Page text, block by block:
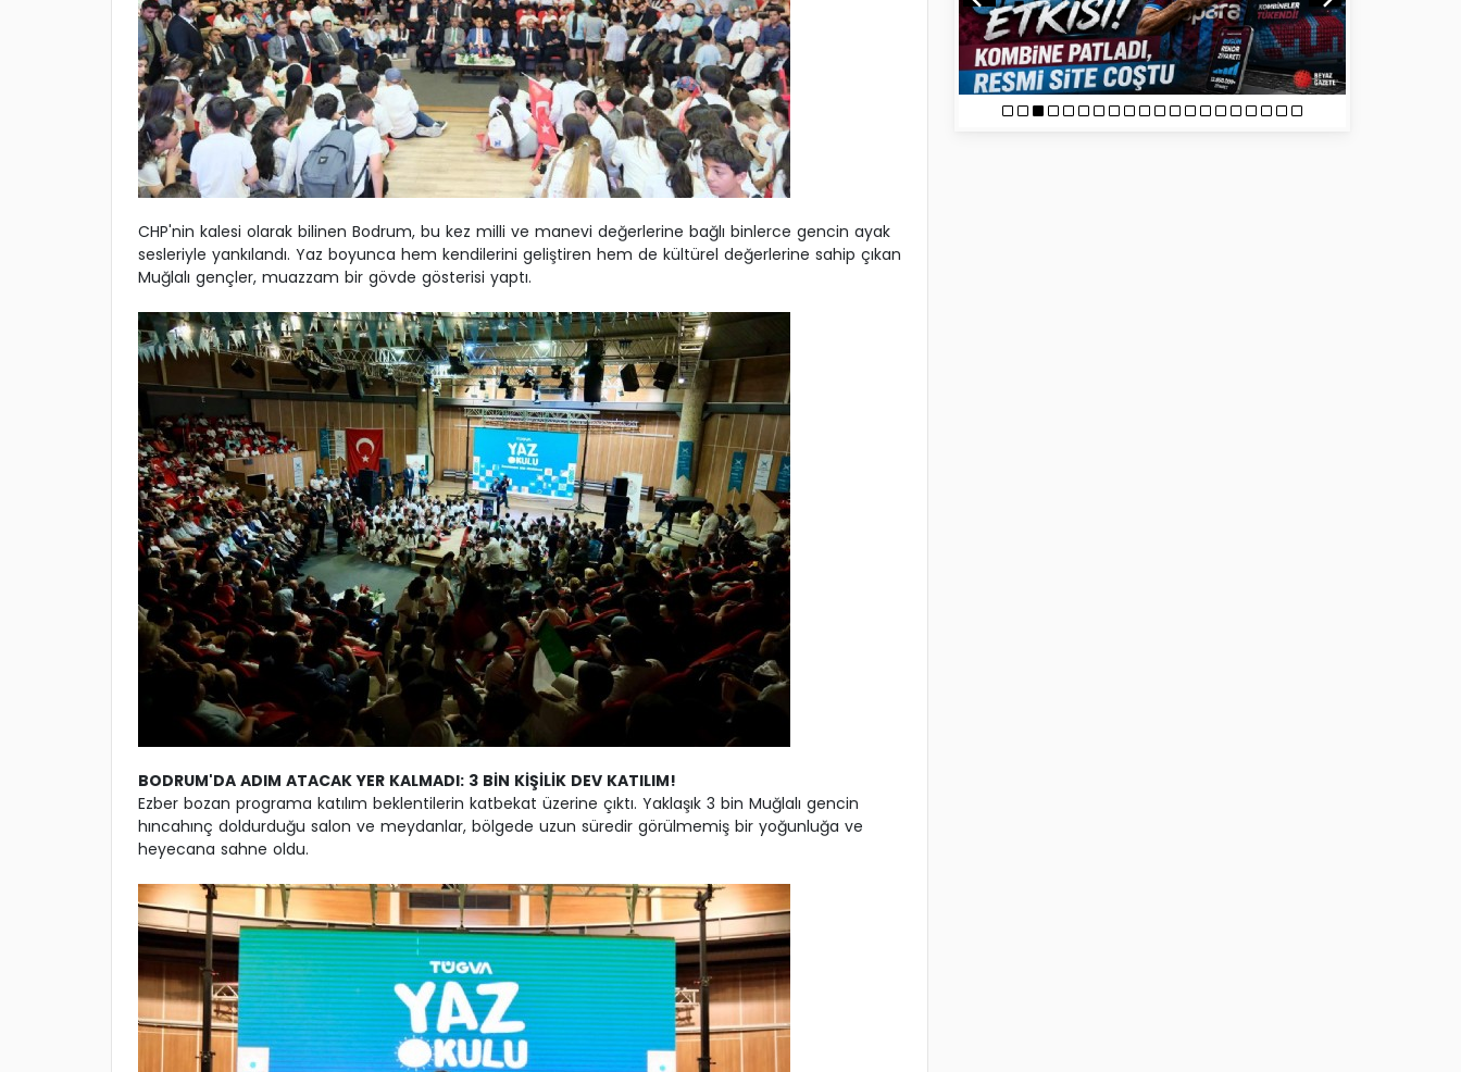
CHP'nin kalesi olarak bilinen Bodrum, bu kez milli ve manevi değerlerine bağlı binlerce gencin ayak
sesleriyle yankılandı. Yaz boyunca hem kendilerini geliştiren hem de kültürel değerlerine sahip çıkan
Muğlalı gençler, muazzam bir gövde gösterisi yaptı.
BODRUM'DA ADIM ATACAK YER KALMADI: 3 BİN KİŞİLİK DEV KATILIM!
Ezber bozan programa katılım beklentilerin katbekat üzerine çıktı. Yaklaşık 3 bin Muğlalı gencin
hıncahınç doldurduğu salon ve meydanlar, bölgede uzun süredir görülmemiş bir yoğunluğa ve
heyecana sahne oldu.